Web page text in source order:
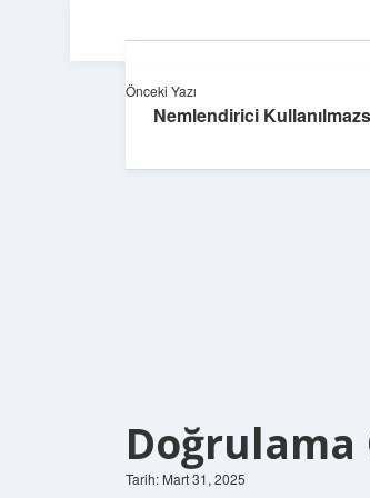
Doğrulama
Tarih: Mart 31, 2025
Önceki Yazı
Nemlendirici